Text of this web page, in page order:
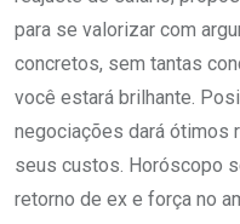
para se valorizar com
concretos, sem tantas
você estará brilhante.
negociações dará ótimos
seus custos. Horóscopo
retorno de ex e força no